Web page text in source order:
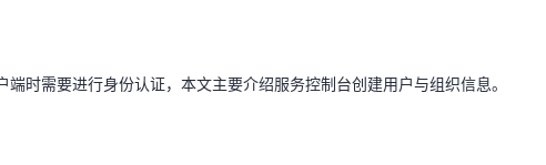
飞，高额上云补贴重磅
板批量导入进行用户与组织关系构建。
端时需要进行身份认证，本文主要介绍服务控制台创建用户与组织信息。